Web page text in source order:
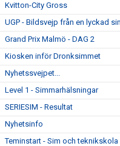
Kvitton-City Gross
UGP - Bildsvejp från en lyckad
Grand Prix Malmö - DAG 2
Kiosken inför Dronksimmet
Nyhetssvejpet...
Level 1 - Simmarhälsningar
SERIESIM - Resultat
Nyhetsinfo
Teminstart - Sim och teknikskola